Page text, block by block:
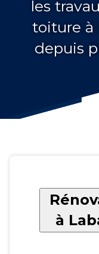
les
toiture à
depuis
à